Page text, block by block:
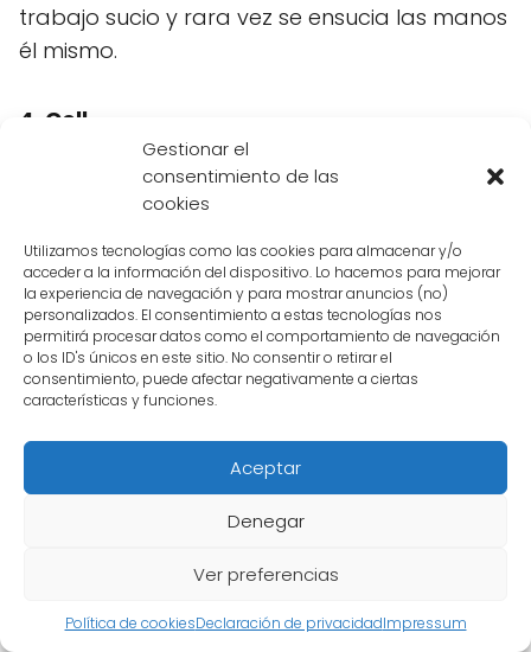
Gestionar el
consentimiento de las
cookies
Utilizamos tecnologías como las cookies para almacenar y/o
acceder a la información del dispositivo. Lo hacemos para mejorar
la experiencia de navegación y para mostrar anuncios (no)
personalizados. El consentimiento a estas tecnologías nos
permitirá procesar datos como el comportamiento de navegación
o los ID's únicos en este sitio. No consentir o retirar el
consentimiento, puede afectar negativamente a ciertas
características y funciones.
Aceptar
Denegar
Ver preferencias
Política de cookiesDeclaración de privacidadImpressum
trabajo sucio y rara vez se ensucia las manos
él mismo.
4. Cell
, una bio-creación hecha de las células
de los guerreros más poderosos, también
Kaio-Sama. Si bien Cell fue derrotado en la
serie, puede haber sobrevivido y estar
buscando venganza. Su deseo de demostrar
su superioridad y su sed de poder podrían
haberlo llevado a cometer este crimen. Sin
probable, ya que Cell ha sido derrotado en el
pasado y no parece tener una razón
específica para atacar a Kaio-Sama.
Majin Buu, un ser antiguo y poderoso,